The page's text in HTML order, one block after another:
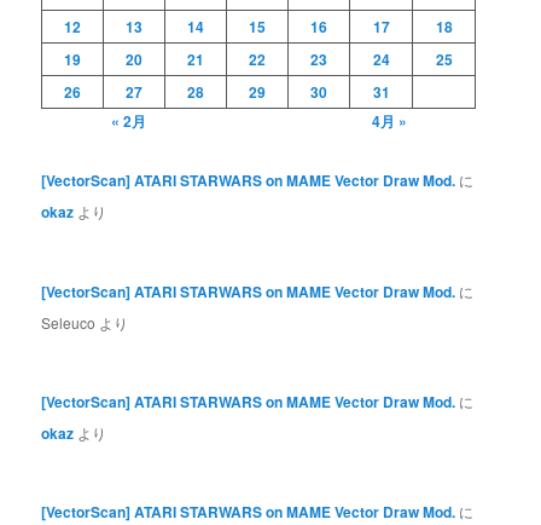
12
13 14 15 16 17
18
19
20 21 22 23 24
25
26
27 28 29 30
31
« 2月
4月 »
[VectorScan] ATARI STARWARS on MAME Vector Draw Mod. に
okaz より
[VectorScan] ATARI STARWARS on MAME Vector Draw Mod. に
Seleuco より
[VectorScan] ATARI STARWARS on MAME Vector Draw Mod. に
okaz より
[VectorScan] ATARI STARWARS on MAME Vector Draw Mod. に